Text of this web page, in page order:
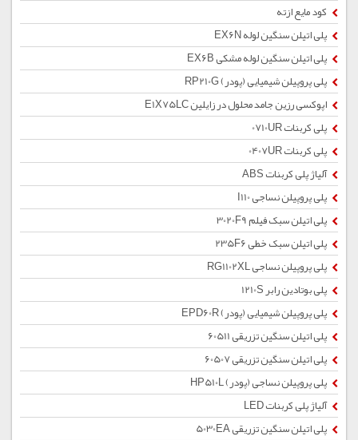
کود مایع ازته
پلی اتیلن سنگین لوله EX6N
پلی اتیلن سنگین لوله مشکی EX6B
پلی پروپیلن شیمیایی (پودر) RP210G
اپوکسی رزین جامد محلول در زایلین E1X75LC
پلی کربنات 0710UR
پلی کربنات 0407UR
آلیاژ پلی کربنات ABS
پلی پروپیلن نساجی I110
پلی اتیلن سبک فیلم 3020F9
پلی اتیلن سبک خطی 235F6
پلی پروپیلن نساجی RG1102XL
پلی بوتادین رابر 1210S
پلی پروپیلن شیمیایی (پودر) EPD60R
پلی اتیلن سنگین تزریقی 60511
پلی اتیلن سنگین تزریقی 60507
پلی پروپیلن نساجی (پودر) HP510L
آلیاژ پلی کربنات LED
پلی اتیلن سنگین تزریقی 5030EA